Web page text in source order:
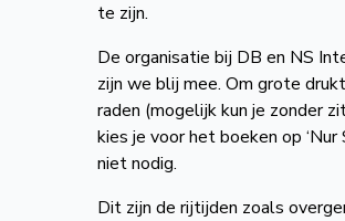
te zijn.
De organisatie bij DB en NS
zijn we blij mee. Om grote
raden (mogelijk kun je zonder
kies je voor het boeken op
niet nodig.
Dit zijn de rijtijden zoals